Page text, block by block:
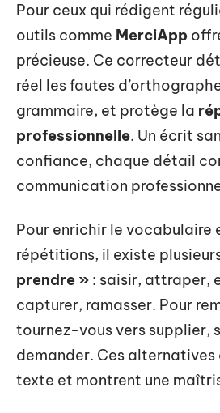
Pour ceux qui rédigent
outils comme MerciApp
précieuse. Ce correcteur
réel les fautes
grammaire, et protège la
professionnelle. Un écrit
confiance, chaque détail
communication
Pour enrichir le vocabulaire
répétitions, il existe
prendre » : saisir, attraper,
capturer, ramasser. Pour
tournez-vous vers supplier,
demander. Ces alternatives
texte et montrent une